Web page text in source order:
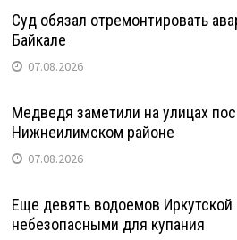
Суд обязал отремонтировать
Байкале
07.08.2026
Медведя заметили на улицах
Нижнеилимском районе
07.08.2026
Еще девять водоемов Иркутской
небезопасными для купания